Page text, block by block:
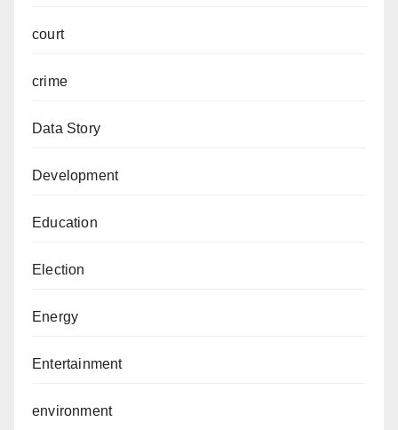
court
crime
Data Story
Development
Education
Election
Energy
Entertainment
environment